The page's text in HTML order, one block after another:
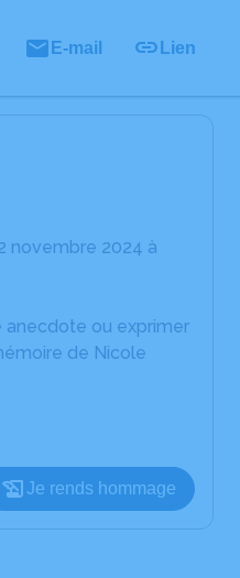
E-mail Lien
novembre 2024 à
anecdote ou exprimer
de Nicole
Je rends hommage